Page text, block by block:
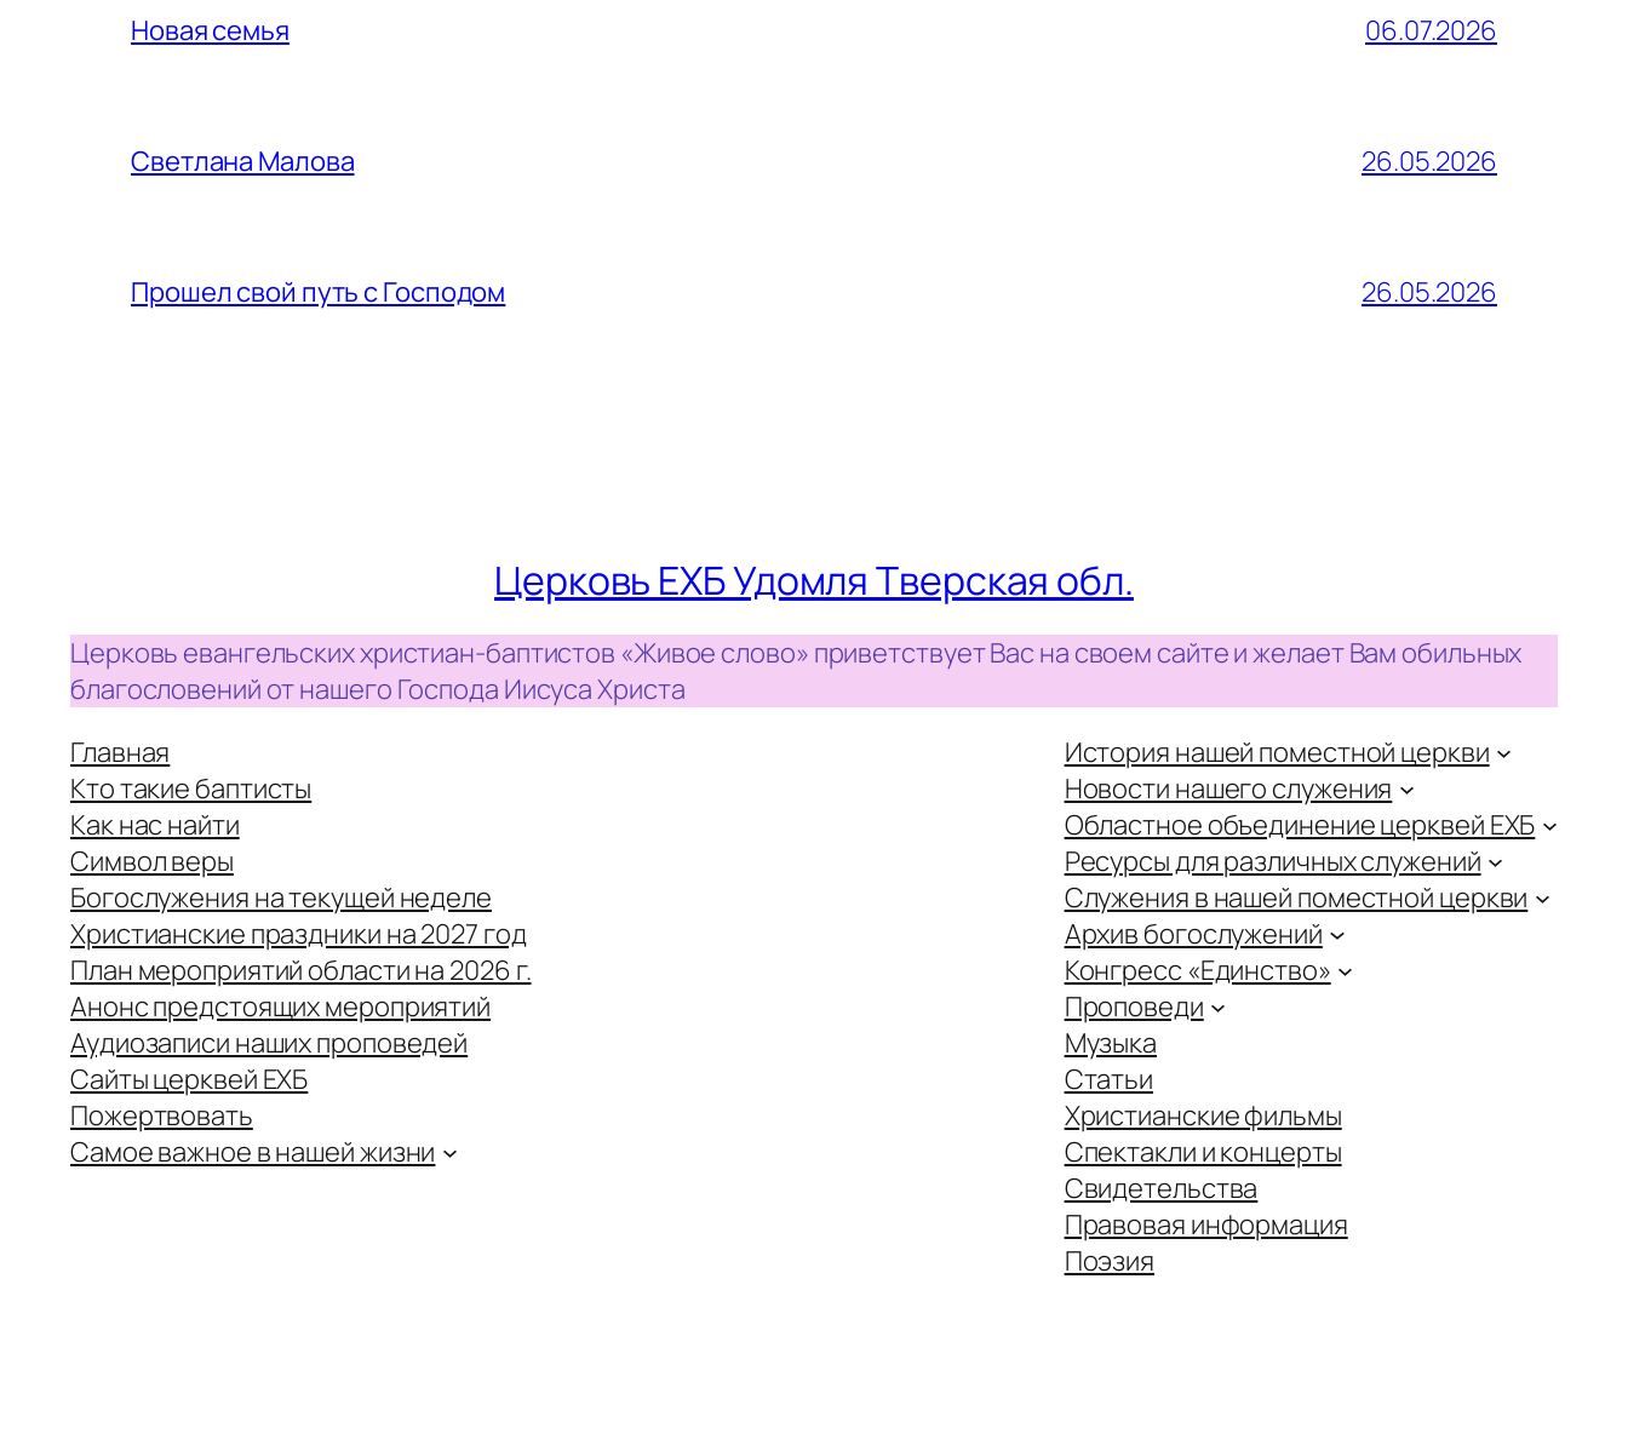
Новая семья 06.07.2026
Светлана Малова 26.05.2026
Прошел свой путь с Господом 26.05.2026
Церковь ЕХБ Удомля Тверская обл.
Церковь евангельских христиан-баптистов «Живое слово» приветствует Вас на своем сайте и желает Вам обильных
благословений от нашего Господа Иисуса Христа
Главная
Кто такие баптисты
Как нас найти
Символ веры
Богослужения на текущей неделе
Христианские праздники на 2027 год
План мероприятий области на 2026 г.
Анонс предстоящих мероприятий
Аудиозаписи наших проповедей
Сайты церквей ЕХБ
Пожертвовать
Самое важное в нашей жизни
История нашей поместной церкви
Новости нашего служения
Областное объединение церквей ЕХБ
Ресурсы для различных служений
Служения в нашей поместной церкви
Архив богослужений
Конгресс «Единство»
Проповеди
Музыка
Статьи
Христианские фильмы
Спектакли и концерты
Свидетельства
Правовая информация
Поэзия